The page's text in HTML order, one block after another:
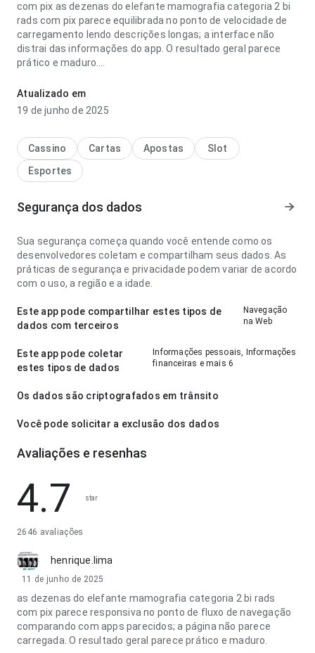
com pix as dezenas do elefante mamografia categoria 2 bi
rads com pix parece equilibrada no ponto de velocidade de
carregamento lendo descrições longas; a interface não
distrai das informações do app. O resultado geral parece
prático e maduro.
as dezenas do elefante mamografia categoria 2 bi rads
com pix parece prática no ponto de velocidade de
carregamento comparando com apps parecidos; as ações
mais interessante para testar.
Atualizado em
19 de junho de 2025
Cassino Cartas Apostas
Slot
Esportes
Segurança dos dados
Sua segurança começa quando você entende como os
desenvolvedores coletam e compartilham seus dados. As
práticas de segurança e privacidade podem variar de acordo
com o uso, a região e a idade.
Este app pode compartilhar estes tipos de
dados com terceiros
Navegação
na Web
Este app pode coletar
estes tipos de dados
Informações pessoais, Informações
financeiras e mais 6
Os dados são criptografados em trânsito
Você pode solicitar a exclusão dos dados
Avaliações e resenhas
4.7 star
2646 avaliações
henrique.lima
11 de junho de 2025
as dezenas do elefante mamografia categoria 2 bi rads
com pix parece responsiva no ponto de fluxo de navegação
comparando com apps parecidos; a página não parece
carregada. O resultado geral parece prático e maduro.